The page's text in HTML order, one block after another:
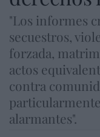
"Los informes
secuestros,
forzada,
actos
contra
alarmantes".